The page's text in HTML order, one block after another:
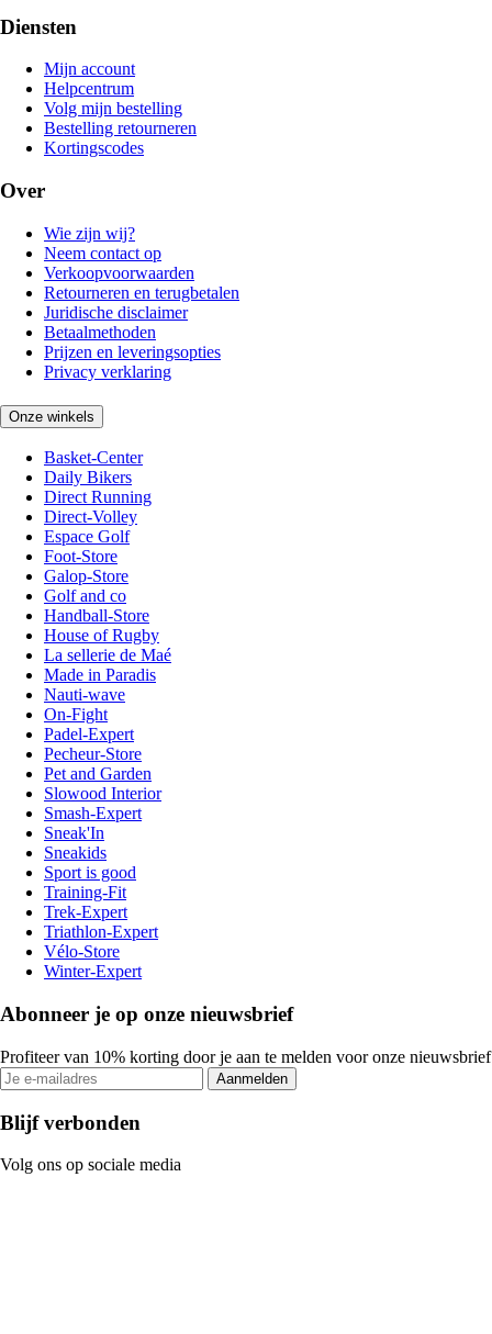
Diensten
Mijn account
Helpcentrum
Volg mijn bestelling
Bestelling retourneren
Kortingscodes
Over
Wie zijn wij?
Neem contact op
Verkoopvoorwaarden
Retourneren en terugbetalen
Juridische disclaimer
Betaalmethoden
Prijzen en leveringsopties
Privacy verklaring
Onze winkels
Basket-Center
Daily Bikers
Direct Running
Direct-Volley
Espace Golf
Foot-Store
Galop-Store
Golf and co
Handball-Store
House of Rugby
La sellerie de Maé
Made in Paradis
Nauti-wave
On-Fight
Padel-Expert
Pecheur-Store
Pet and Garden
Slowood Interior
Smash-Expert
Sneak'In
Sneakids
Sport is good
Training-Fit
Trek-Expert
Triathlon-Expert
Vélo-Store
Winter-Expert
Abonneer je op onze nieuwsbrief
Profiteer van 10% korting door je aan te melden voor onze nieuwsbrief
Aanmelden
Blijf verbonden
Volg ons op sociale media